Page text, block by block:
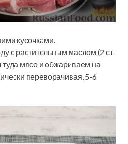
кусочками.
с растительным маслом (2 ст.
мясо и обжариваем на
переворачивая, 5-6